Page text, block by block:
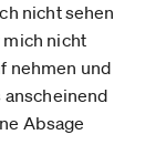
nicht sehen
mich nicht
nehmen und
anscheinend
Absage